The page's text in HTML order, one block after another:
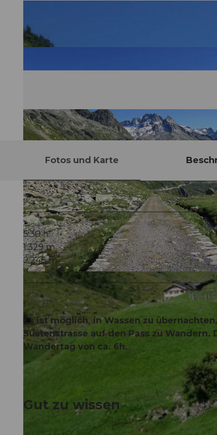
Fotos und Karte
5:30 h
1.329 m
2.245 m
Es ist möglich, in Wassen zu
Sustenstrasse auf den Pass zu
Wandertag von ca. 6h.
Gut zu wissen